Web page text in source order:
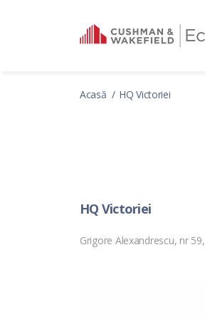
Acasă HQ Victoriei
HQ Victoriei
Grigore Alexandrescu, nr 59,